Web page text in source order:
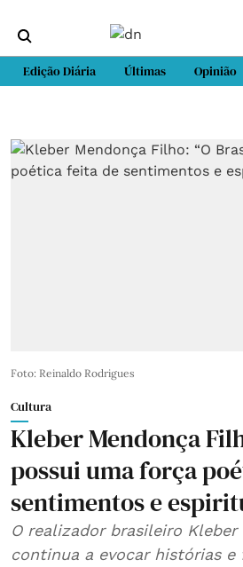
Edição Diária Últimas Opinião
Foto: Reinaldo Rodrigues
Cultura
Kleber Mendonça
possui uma força
sentimentos e
O realizador brasileiro
continua a evocar histórias e